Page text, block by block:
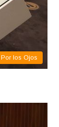
Por los Ojos